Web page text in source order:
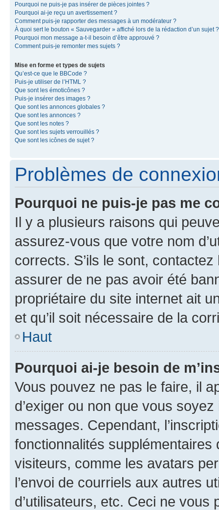
Pourquoi ne puis-je pas insérer de pièces jointes ?
Pourquoi ai-je reçu un avertissement ?
Comment puis-je rapporter des messages à un modérateur ?
À quoi sert le bouton « Sauvegarder » affiché lors de la rédaction d’un sujet ?
Pourquoi mon message a-t-il besoin d’être approuvé ?
Comment puis-je remonter mes sujets ?
Mise en forme et types de sujets
Qu’est-ce que le BBCode ?
Puis-je utiliser de l’HTML ?
Que sont les émoticônes ?
Puis-je insérer des images ?
Que sont les annonces globales ?
Que sont les annonces ?
Que sont les notes ?
Que sont les sujets verrouillés ?
Que sont les icônes de sujet ?
Problèmes de
Pourquoi ne puis-je pas me
Il y a plusieurs raisons qui
assurez-vous que votre nom
corrects. S’ils le sont,
assurer de ne pas avoir été
propriétaire du site internet ait
et qu’il soit nécessaire de la
Haut
Pourquoi ai-je besoin de
Vous pouvez ne pas le faire, il
d’exiger ou non que vous
messages. Cependant,
fonctionnalités
visiteurs, comme les avatars
l’envoi de courriels aux autres
d’utilisateurs, etc. Ceci ne vous